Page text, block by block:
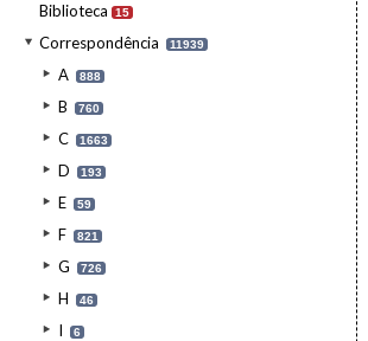
Biblioteca 15
Correspondência 11939
A 888
B 760
C 1663
D 193
E 59
F 821
G 726
H 46
I 6